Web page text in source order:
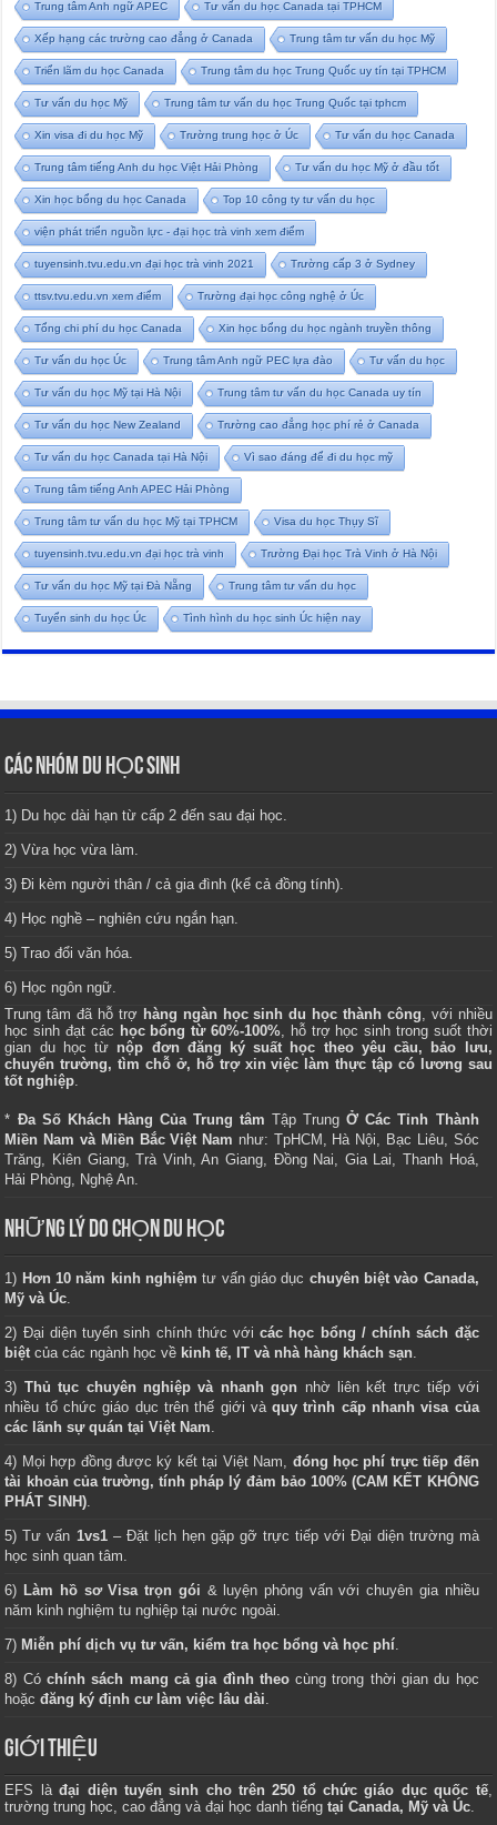
Trung tâm Anh ngữ APEC Tư vấn du học Canada tại TPHCM
Xếp hạng các trường cao đẳng ở Canada Trung tâm tư vấn du học Mỹ
Triển lãm du học Canada Trung tâm du học Trung Quốc uy tín tại TPHCM
Tư vấn du học Mỹ Trung tâm tư vấn du học Trung Quốc tại tphcm
Xin visa đi du học Mỹ Trường trung học ở Úc Tư vấn du học Canada
Trung tâm tiếng Anh du học Việt Hải Phòng Tư vấn du học Mỹ ở đầu tốt
Xin học bổng du học Canada Top 10 công ty tư vấn du học
viện phát triển nguồn lực - đại học trà vinh xem điểm
tuyensinh.tvu.edu.vn đại học trà vinh 2021 Trường cấp 3 ở Sydney
ttsv.tvu.edu.vn xem điểm Trường đại học công nghệ ở Úc
Tổng chi phí du học Canada Xin học bổng du học ngành truyền thông
Tư vấn du học Úc Trung tâm Anh ngữ PEC lựa đào Tư vấn du học
Tư vấn du học Mỹ tại Hà Nội Trung tâm tư vấn du học Canada uy tín
Tư vấn du học New Zealand Trường cao đẳng học phí rẻ ở Canada
Tư vấn du học Canada tại Hà Nội Vì sao đáng để đi du học mỹ
Trung tâm tiếng Anh APEC Hải Phòng
Trung tâm tư vấn du học Mỹ tại TPHCM Visa du học Thụy Sĩ
tuyensinh.tvu.edu.vn đại học trà vinh Trường Đại học Trà Vinh ở Hà Nội
Tư vấn du học Mỹ tại Đà Nẵng Trung tâm tư vấn du học
Tuyển sinh du học Úc Tình hình du học sinh Úc hiện nay
CÁC NHÓM DU HỌC SINH
1) Du học dài hạn từ cấp 2 đến sau đại học.
2) Vừa học vừa làm.
3) Đi kèm người thân / cả gia đình (kể cả đồng tính).
4) Học nghề – nghiên cứu ngắn hạn.
5) Trao đổi văn hóa.
6) Học ngôn ngữ.
Trung tâm đã hỗ trợ hàng ngàn học sinh du học thành công, với nhiều
học sinh đạt các học bổng từ 60%-100%, hỗ trợ học sinh trong suốt thời
gian du học từ nộp đơn đăng ký suất học theo yêu cầu, bảo lưu,
chuyển trường, tìm chỗ ở, hỗ trợ xin việc làm thực tập có lương sau
tốt nghiệp.
* Đa Số Khách Hàng Của Trung tâm Tập TrungỞ Các Tỉnh Thành
Miền Nam và Miền Bắc Việt Nam như: TpHCM, Hà Nội, Bạc Liêu, Sóc
Trăng, Kiên Giang, Trà Vinh, An Giang, Đồng Nai, Gia Lai, Thanh Hoá,
Hải Phòng, Nghệ An.
NHỮNG LÝ DO CHỌN DU HỌC
1) Hơn 10 năm kinh nghiệm tư vấn giáo dục chuyên biệt vào Canada,
Mỹ và Úc.
2) Đại diện tuyển sinh chính thức vớicác học bổng / chính sách đặc
biệt của các ngành học về kinh tế, IT và nhà hàng khách sạn.
3) Thủ tục chuyên nghiệp và nhanh gọn nhờ liên kết trực tiếp với
nhiều tổ chức giáo dục trên thế giới vàquy trình cấp nhanh visa của
các lãnh sự quán tại Việt Nam.
4) Mọi hợp đồng được ký kết tại Việt Nam, đóng học phí trực tiếp đến
tài khoản của trường, tính pháp lý đảm bảo 100% (CAM KẾT KHÔNG
PHÁT SINH).
5) Tư vấn 1vs1– Đặt lịch hẹn gặp gỡ trực tiếp với Đại diện trường mà
học sinh quan tâm.
6) Làm hồ sơ Visa trọn gói & luyện phỏng vấn với chuyên gia nhiều
năm kinh nghiệm tu nghiệp tại nước ngoài.
7) Miễn phí dịch vụ tư vấn, kiểm tra học bổng và học phí.
8) Cóchính sách mang cả gia đình theocùng trong thời gian du học
hoặcđăng ký định cư làm việc lâu dài.
GIỚI THIỆU
EFS làđại diện tuyển sinh cho trên 250 tổ chức giáo dục quốc tế,
trường trung học, cao đẳng và đại học danh tiếng tại Canada, Mỹ và Úc.